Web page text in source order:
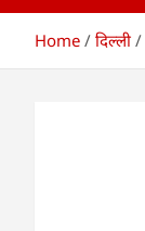
Home दिल्ली